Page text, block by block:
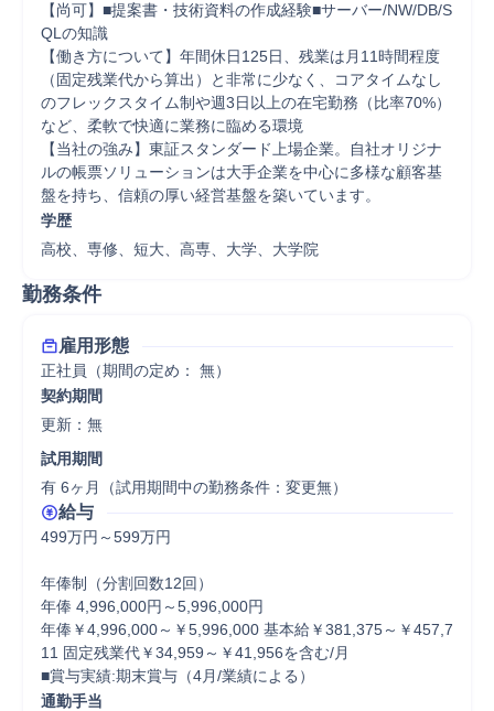
【尚可】■提案書・技術資料の作成経験■サーバー/NW/DB/S
QLの知識
【働き方について】年間休日125日、残業は月11時間程度
（固定残業代から算出）と非常に少なく、コアタイムなし
のフレックスタイム制や週3日以上の在宅勤務（比率70%）
など、柔軟で快適に業務に臨める環境
【当社の強み】東証スタンダード上場企業。自社オリジナ
ルの帳票ソリューションは大手企業を中心に多様な顧客基
盤を持ち、信頼の厚い経営基盤を築いています。
学歴
高校、専修、短大、高専、大学、大学院
勤務条件
雇用形態
正社員（期間の定め： 無）
契約期間
更新：無
試用期間
有 6ヶ月（試用期間中の勤務条件：変更無）
給与
499万円～599万円
年俸制（分割回数12回）
年俸 4,996,000円～5,996,000円
年俸￥4,996,000～￥5,996,000 基本給￥381,375～￥457,7
11 固定残業代￥34,959～￥41,956を含む/月
■賞与実績:期末賞与（4月/業績による）
通勤手当